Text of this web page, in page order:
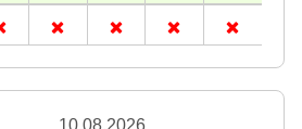
10.08.2026